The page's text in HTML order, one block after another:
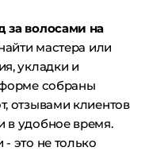
за волосами на
мастера или
укладки и
собраны
отзывами клиентов
в удобное время.
это не только